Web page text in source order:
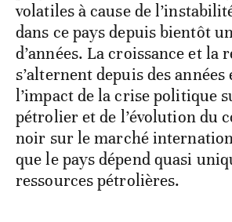
volatiles à cause de
dans ce pays depuis bientôt
d’années. La croissance et la
s’alternent depuis des
l’impact de la crise politique
pétrolier et de l’évolution du
noir sur le marché
que le pays dépend quasi
ressources pétrolières.